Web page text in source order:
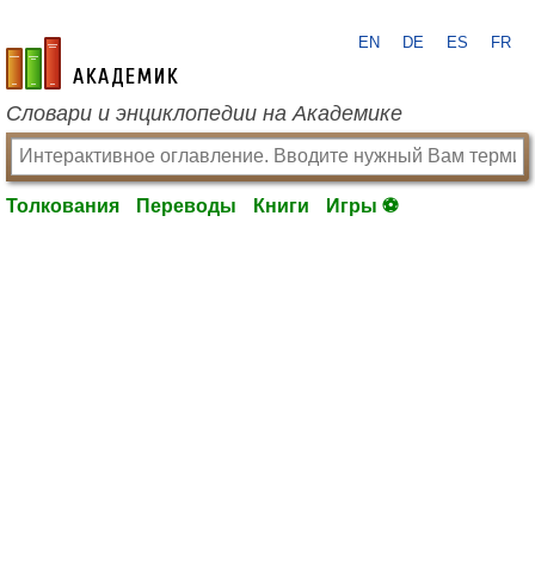
academic.ru
EN DE ES FR
Словари и энциклопедии на Академике
Толкования Переводы Книги Игры ⚽